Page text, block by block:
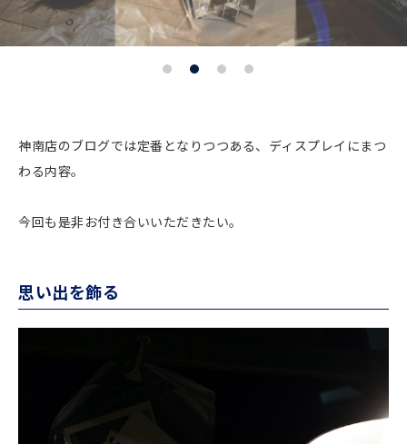
神南店のブログでは定番となりつつある、ディスプレイにまつ
わる内容。
今回も是非お付き合いいただきたい。
思い出を飾る